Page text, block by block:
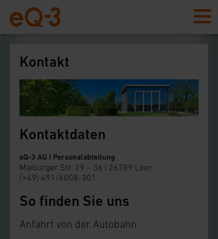
Kontakt
Kontaktdaten
eQ-3 AG I Personalabteilung
Maiburger Str. 29 – 36 I 26789 Leer
(+49) 491/6008-301
So finden Sie uns
Anfahrt von der Autobahn